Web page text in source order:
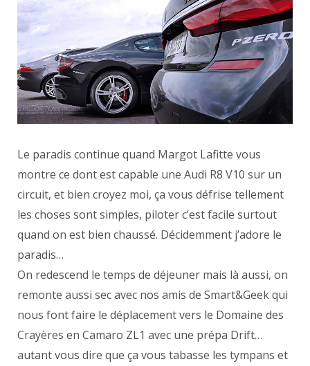
Le paradis continue quand Margot Lafitte vous
montre ce dont est capable une Audi R8 V10 sur un
circuit, et bien croyez moi, ça vous défrise tellement
les choses sont simples, piloter c’est facile surtout
quand on est bien chaussé. Décidemment j’adore le
paradis…
On redescend le temps de déjeuner mais là aussi, on
remonte aussi sec avec nos amis de Smart&Geek qui
nous font faire le déplacement vers le Domaine des
Crayères en Camaro ZL1 avec une prépa Drift…
autant vous dire que ça vous tabasse les tympans et